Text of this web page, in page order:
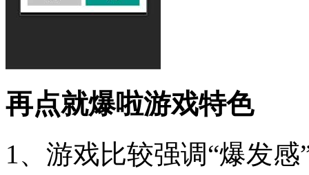
再点就爆啦游戏特色
1、游戏比较强调“爆发